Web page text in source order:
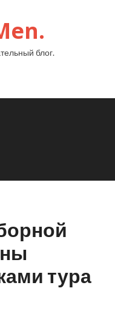
блог.
тура